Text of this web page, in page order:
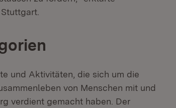
und Aktivitäten, die sich um die
von Menschen mit und
verdient gemacht haben. Der